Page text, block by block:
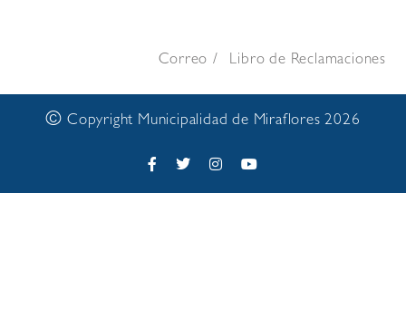
Correo Libro de Reclamaciones
© Copyright Municipalidad de Miraflores 2026